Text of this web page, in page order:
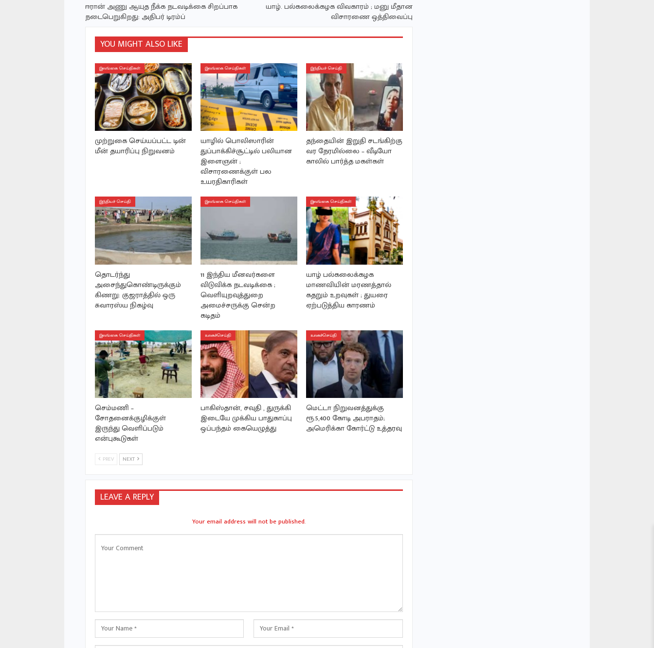
ஈரான் அணு ஆயுத நீக்க நடவடிக்கை சிறப்பாக
நடைபெறுகிறது: அதிபர் டிரம்ப்
யாழ். பல்கலைக்கழக விவகாரம் ; மனு மீதான
விசாரணை ஒத்திவைப்பு
YOU MIGHT ALSO LIKE
இலங்கை செய்திகள்
முற்றுகை செய்யப்பட்ட டின்
மீன் தயாரிப்பு நிறுவனம்
இலங்கை செய்திகள்
யாழில் பொலிஸாரின்
துப்பாக்கிச்சூட்டில் பலியான
இளைஞன் ;
விசாரணைக்குள் பல
உயரதிகாரிகள்
இந்தியச் செய்தி
தந்தையின் இறுதி சடங்கிற்கு
வர நேரமில்லை – வீடியோ
காலில் பார்த்த மகள்கள்
இந்தியச் செய்தி
தொடர்ந்து
அசைந்துகொண்டிருக்கும்
கிணறு: குஜராத்தில் ஒரு
சுவாரஸ்ய நிகழ்வு
இலங்கை செய்திகள்
11 இந்திய மீனவர்களை
விடுவிக்க நடவடிக்கை ;
வெளியுறவுத்துறை
அமைச்சருக்கு சென்ற
கடிதம்
இலங்கை செய்திகள்
யாழ் பல்கலைக்கழக
மாணவியின் மரணத்தால்
கதறும் உறவுகள் ; துயரை
ஏற்படுத்திய காரணம்
இலங்கை செய்திகள்
செம்மணி –
சோதனைக்குழிக்குள்
இருந்து வெளிப்படும்
என்புகூடுகள்
உலகச்செய்தி
பாகிஸ்தான், சவுதி , துருக்கி
இடையே முக்கிய பாதுகாப்பு
ஒப்பந்தம் கையெழுத்து
உலகச்செய்தி
மெட்டா நிறுவனத்துக்கு
ரூ.5,400 கோடி அபராதம்;
அமெரிக்கா கோர்ட்டு உத்தரவு
PREV NEXT
LEAVE A REPLY
Your email address will not be published.